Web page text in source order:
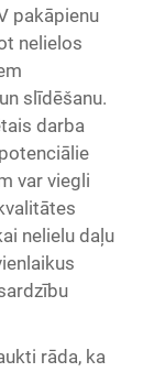
pakāpienu
nelielos
slīdēšanu.
darba
var viegli
nelielu daļu
rāda, ka